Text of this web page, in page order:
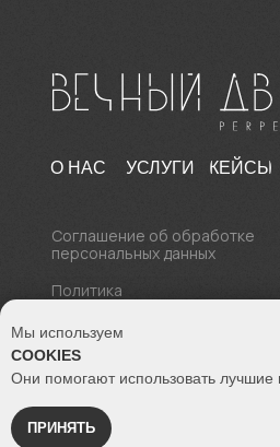
СОЗДАВАЙТЕ САЙТ ВМЕСТЕ
С ВЕЧНЫМ ДВИГАТЕЛЕМ
Мы используем
COOKIES
Они помогают использовать
ПРИНЯТЬ
Вечный двигатель Perpetuum
© 2017 - 2026 Все права
защищены
Соглашение об обработке
персональных данных
Политика
КЕЙСЫ
УСЛУГИ
О НАС